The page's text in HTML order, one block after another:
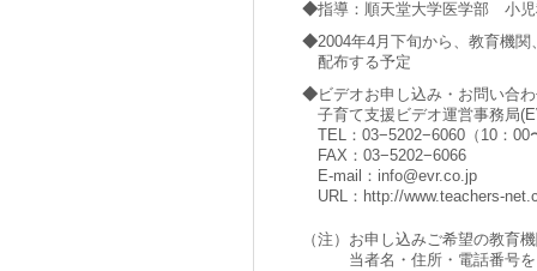
◆指導：順天堂大学医学部
◆2004年4月下旬から、教育機
配布する予定
◆ ビデオお申し込み・お問い合
子育て支援ビデオ運営事務局
TEL：03−5202−6060（10：
FAX：03−5202−6066
E-mail：info@evr.co.jp
URL：http://www.teachers-
（注） お申し込みご希望の教育
当者名・住所・電話番号